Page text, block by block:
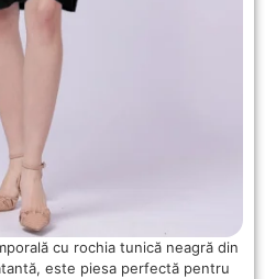
cu rochia tunică neagră din
este piesa perfectă pentru